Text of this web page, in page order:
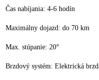
Čas nabíjania: 4-6 hodín
Maximálny dojazd: do 70 km
Max. stúpanie: 20°
Brzdový systém: Elektrická